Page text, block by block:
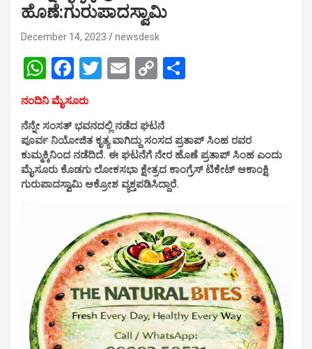
ಹೊಣೆ:ಗುರುಪಾದಸ್ವಾಮಿ
December 14, 2023 newsdesk
W
h
at
s
A
p
F
a
ce
b
o
o
T
er
E
C
Li
n
k
e
ನಂದಿನಿ ಮೈಸೂರು
ನೆನ್ನೇ ಸಂಸತ್ ಭವನದಲ್ಲಿ ನಡೆದ ಘಟನೆ
ಪೂರ್ವ ನಿಯೋಜಿತ ಕೃತ್ಯ ವಾಗಿದ್ದು ಸಂಸದ ಪ್ರತಾಪ್ ಸಿಂಹ ರವರ
ಕುಮ್ಮಕ್ಕಿನಿಂದ ನಡೆದಿದೆ. ಈ ಘಟನೆಗೆ ನೇರ ಹೊಣೆ ಪ್ರತಾಪ್ ಸಿಂಹ ಎಂದು
ಮೈಸೂರು ಕೊಡಗು ಲೋಕಸಭಾ ಕ್ಷೇತ್ರದ ಕಾಂಗ್ರೆಸ್ ಟಿಕೇಟ್ ಆಕಾಂಕ್ಷಿ
ಗುರುಪಾದಸ್ವಾಮಿ ಆಕ್ರೋಶ ವ್ಯಕ್ತಪಡಿಸಿದ್ದಾರೆ‌.